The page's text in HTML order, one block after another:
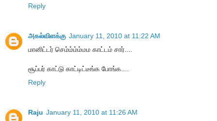
Reply
அகல்விளக்கு January 11, 2010 at 11:22 AM
மானிட்டர் செம்ம்ம்ம்மம காட்டம் சார்....
சூப்பர் காட்டு காட்டிட்டீங்க போங்க....
Reply
Raju January 11, 2010 at 11:26 AM